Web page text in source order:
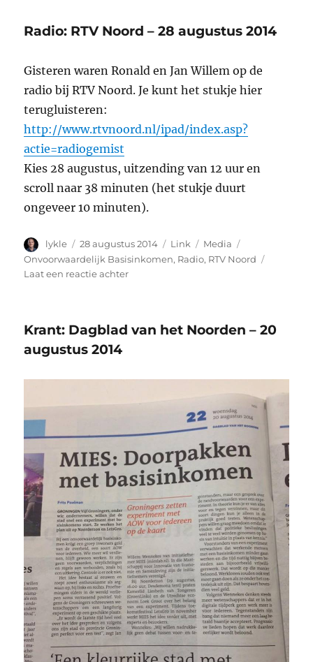
Straat”
augustus
2014
Radio: RTV Noord – 28 augustus 2014
Gisteren waren Ronald en Jan Willem op de
radio bij RTV Noord. Je kunt het stukje hier
terugluisteren:
http://www.rtvnoord.nl/ipad/index.asp?
actie=radiogemist
Kies 28 augustus, uitzending van 12 uur en
scroll naar 38 minuten (het stukje duurt
ongeveer 10 minuten).
Auteur
lykle
Geplaatst
op
28 augustus 2014 Format
Link Categorieën
Media
Onvoorwaardelijk Basisinkomen, Radio, RTV Noord
Laat een reactie achterop
–
Krant: Dagblad van het Noorden – 20
augustus 2014